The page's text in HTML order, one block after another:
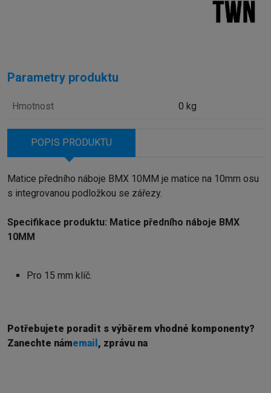
Parametry produktu
Hmotnost 0 kg
POPIS PRODUKTU
Matice předního náboje BMX 10MM je matice na 10mm osu
s integrovanou podložkou se zářezy.
Specifikace produktu: Matice předního náboje BMX
10MM
Pro 15 mm klíč.
Potřebujete poradit s výběrem vhodné komponenty?
Zanechte námemail , zprávu na